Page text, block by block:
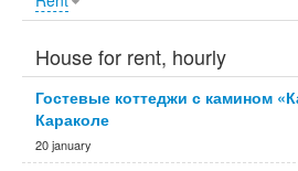
House for rent, hourly
Гостевые коттеджи с камином
Караколе
20 january